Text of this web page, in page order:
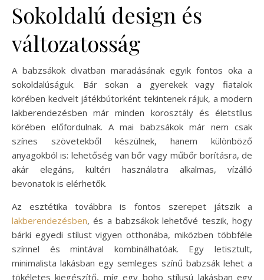
Sokoldalú design és
változatosság
A babzsákok divatban maradásának egyik fontos oka a
sokoldalúságuk. Bár sokan a gyerekek vagy fiatalok
körében kedvelt játékbútorként tekintenek rájuk, a modern
lakberendezésben már minden korosztály és életstílus
körében előfordulnak. A mai babzsákok már nem csak
színes szövetekből készülnek, hanem különböző
anyagokból is: lehetőség van bőr vagy műbőr borításra, de
akár elegáns, kültéri használatra alkalmas, vízálló
bevonatok is elérhetők.
Az esztétika továbbra is fontos szerepet játszik a
lakberendezésben, és a babzsákok lehetővé teszik, hogy
bárki egyedi stílust vigyen otthonába, miközben többféle
színnel és mintával kombinálhatóak. Egy letisztult,
minimalista lakásban egy semleges színű babzsák lehet a
tökéletes kiegészítő, míg egy boho stílusú lakásban egy